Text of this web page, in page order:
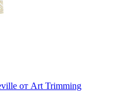
от Art Trimming